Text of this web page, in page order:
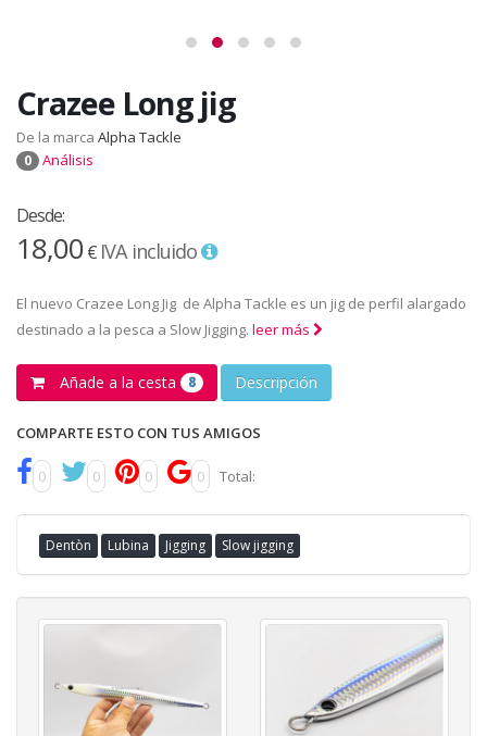
Crazee Long jig
De la marca Alpha Tackle
0 Análisis
Desde:
18,00€ IVA incluido
El nuevo Crazee Long Jig de Alpha Tackle es un jig de perfil alargado
destinado a la pesca a Slow Jigging. leer más
Añade a la cesta 8 Descripción
COMPARTE ESTO CON TUS AMIGOS
0 0 0 0 Total:
Dentòn Lubina Jigging Slow jigging